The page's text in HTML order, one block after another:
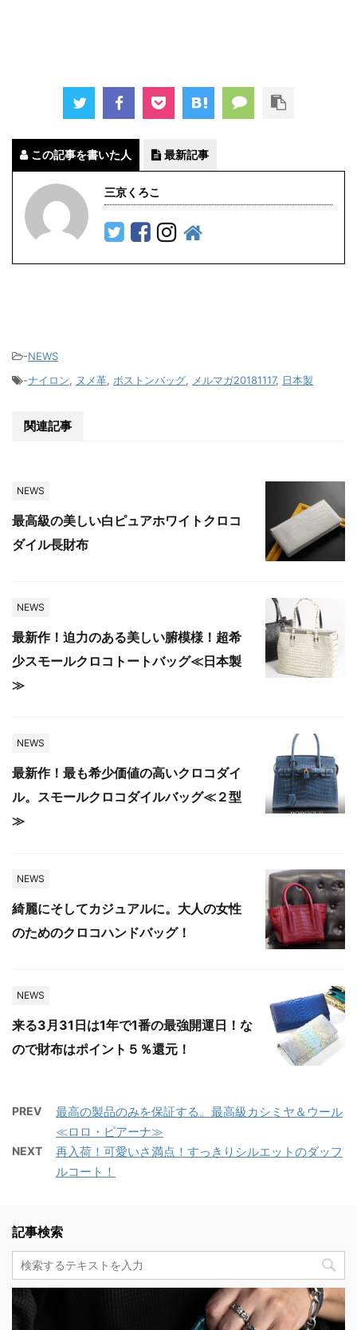
この記事を書いた人 最新記事
三京くろこ
-NEWS
-ナイロン, ヌメ革, ボストンバッグ, メルマガ20181117, 日本製
関連記事
NEWS
最高級の美しい白ピュアホワイトクロコ
ダイル長財布
NEWS
最新作！迫力のある美しい腑模様！超希
少スモールクロコトートバッグ≪日本製
≫
NEWS
最新作！最も希少価値の高いクロコダイ
ル。スモールクロコダイルバッグ≪２型
≫
NEWS
綺麗にそしてカジュアルに。大人の女性
のためのクロコハンドバッグ！
NEWS
来る3月31日は1年で1番の最強開運日！な
ので財布はポイント５％還元！
PREV
最高の製品のみを保証する。最高級カシミヤ＆ウール
≪ロロ・ピアーナ≫
NEXT
再入荷！可愛いさ満点！すっきりシルエットのダッフ
ルコート！
記事検索